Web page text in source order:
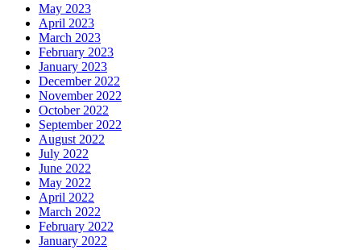
May 2023
April 2023
March 2023
February 2023
January 2023
December 2022
November 2022
October 2022
September 2022
August 2022
July 2022
June 2022
May 2022
April 2022
March 2022
February 2022
January 2022